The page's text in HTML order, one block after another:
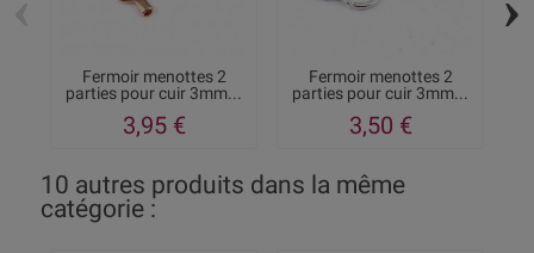
Fermoir menottes 2
parties pour cuir 3mm...
3,95 €
Fermoir menottes 2
parties pour cuir 3mm...
3,50 €
10 autres produits dans la même
catégorie :